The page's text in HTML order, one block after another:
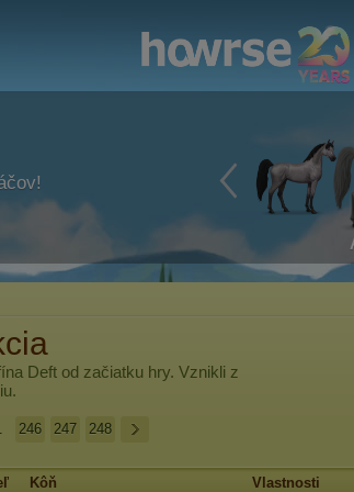
Deft od začiatku hry. Vznikli z
246 247 248
Kôň Vlastnosti